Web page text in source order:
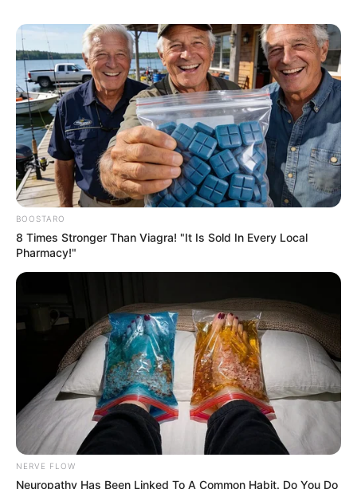
BOOSTARO
8 Times Stronger Than Viagra! "It Is Sold In Every Local
Pharmacy!"
NERVE FLOW
Neuropathy Has Been Linked To A Common Habit. Do You Do